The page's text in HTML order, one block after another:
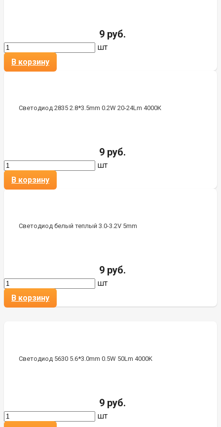
9 руб.
шт
В корзину
Светодиод 2835 2.8*3.5mm 0.2W 20-24Lm 4000К
9 руб.
шт
В корзину
Светодиод белый теплый 3.0-3.2V 5mm
9 руб.
шт
В корзину
Светодиод 5630 5.6*3.0mm 0.5W 50Lm 4000K
9 руб.
шт